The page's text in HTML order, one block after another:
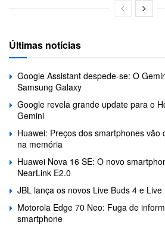
Últimas notícias
Google Assistant despede-se: O
Samsung Galaxy
Google revela grande update para o
Gemini
Huawei: Preços dos smartphones vão
na memória
Huawei Nova 16 SE: O novo
NearLink E2.0
JBL lança os novos Live Buds 4 e Live
Motorola Edge 70 Neo: Fuga de
smartphone